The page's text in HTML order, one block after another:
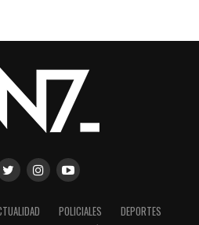
POLICIALES
DEPORTES